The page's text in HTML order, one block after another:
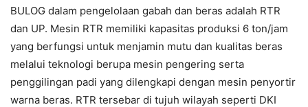
BULOG dalam pengelolaan gabah dan beras adalah RTR
dan UP. Mesin RTR memiliki kapasitas produksi 6 ton/jam
yang berfungsi untuk menjamin mutu dan kualitas beras
melalui teknologi berupa mesin pengering serta
penggilingan padi yang dilengkapi dengan mesin penyortir
warna beras. RTR tersebar di tujuh wilayah seperti DKI